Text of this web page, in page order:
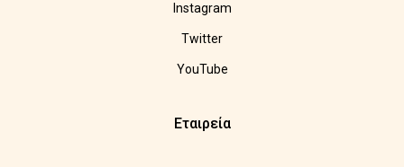
Instagram
Twitter
YouTube
Εταιρεία